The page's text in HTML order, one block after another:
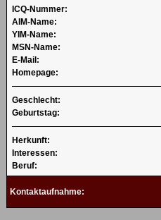
ICQ-Nummer:
AIM-Name:
YIM-Name:
MSN-Name:
E-Mail:
Homepage:
Geschlecht:
Geburtstag:
Herkunft:
Interessen:
Beruf:
Kontaktaufnahme: